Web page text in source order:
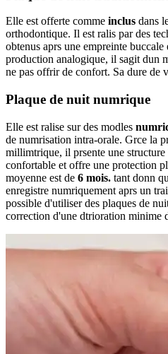
Elle est offerte comme inclus dans
orthodontique. Il est ralis par des
obtenus aprs une empreinte
production analogique, il sagit dun
ne pas offrir de confort. Sa dure de
Plaque de nuit numrique
Elle est ralise sur des modles
de numrisation intra-orale. Grce la
millimtrique, il prsente une
confortable et offre une protection
moyenne est de 6 mois. tant donn
enregistre numriquement aprs un
possible d'utiliser des plaques de
correction d'une dtrioration minime